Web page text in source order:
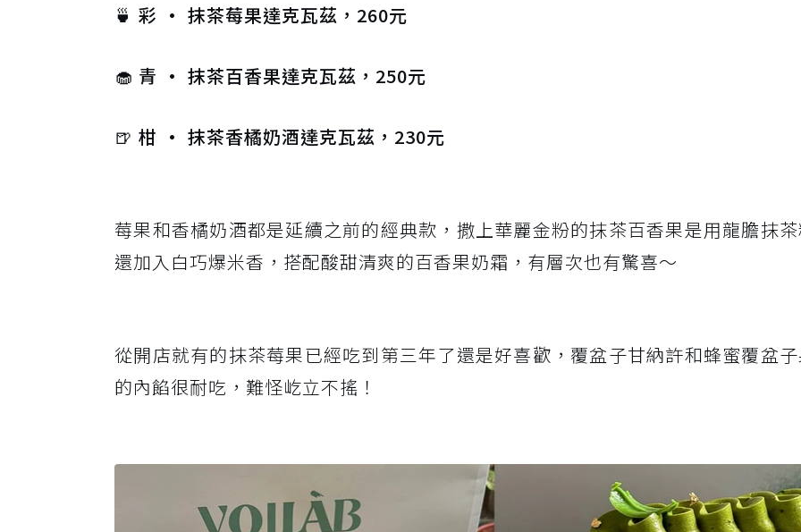
🍵 彩 · 抹茶莓果達克瓦茲，260元
🧁 青 · 抹茶百香果達克瓦茲，250元
🍺 柑 · 抹茶香橘奶酒達克瓦茲，230元
莓果和香橘奶酒都是延續之前的經典款，撒上華麗金粉的抹茶百香果是用龍膽抹
還加入白巧爆米香，搭配酸甜清爽的百香果奶霜，有層次也有驚喜～
從開店就有的抹茶莓果已經吃到第三年了還是好喜歡，覆盆子甘納許和蜂蜜覆盆
的內餡很耐吃，難怪屹立不搖！